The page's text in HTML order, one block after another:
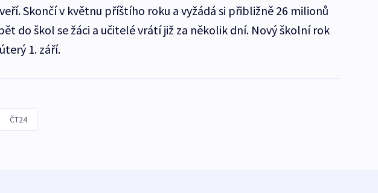
Skončí v květnu příštího roku a vyžádá si přibližně 26 milionů
do škol se žáci a učitelé vrátí již za několik dní. Nový školní rok
1. září.
ČT24